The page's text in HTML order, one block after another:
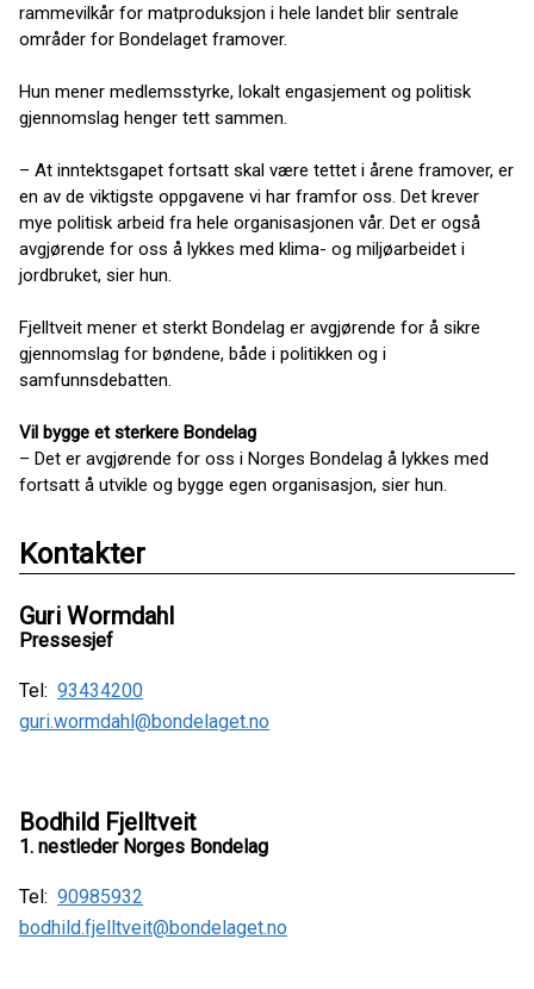
rammevilkår for matproduksjon i hele landet blir sentrale
områder for Bondelaget framover.
Hun mener medlemsstyrke, lokalt engasjement og politisk
gjennomslag henger tett sammen.
– At inntektsgapet fortsatt skal være tettet i årene framover, er
en av de viktigste oppgavene vi har framfor oss. Det krever
mye politisk arbeid fra hele organisasjonen vår. Det er også
avgjørende for oss å lykkes med klima- og miljøarbeidet i
jordbruket, sier hun.
Fjelltveit mener et sterkt Bondelag er avgjørende for å sikre
gjennomslag for bøndene, både i politikken og i
samfunnsdebatten.
Vil bygge et sterkere Bondelag
– Det er avgjørende for oss i Norges Bondelag å lykkes med
fortsatt å utvikle og bygge egen organisasjon, sier hun.
Kontakter
Guri Wormdahl
Pressesjef
Tel: 93434200
guri.wormdahl@bondelaget.no
Bodhild Fjelltveit
1. nestleder Norges Bondelag
Tel: 90985932
bodhild.fjelltveit@bondelaget.no